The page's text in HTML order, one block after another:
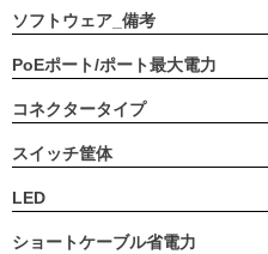
ソフトウェア_備考
PoEポート/ポート最大電力
コネクタータイプ
スイッチ筐体
LED
ショートケーブル省電力